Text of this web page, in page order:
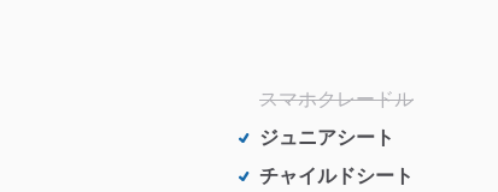
スマホクレードル
ジュニアシート
チャイルドシート